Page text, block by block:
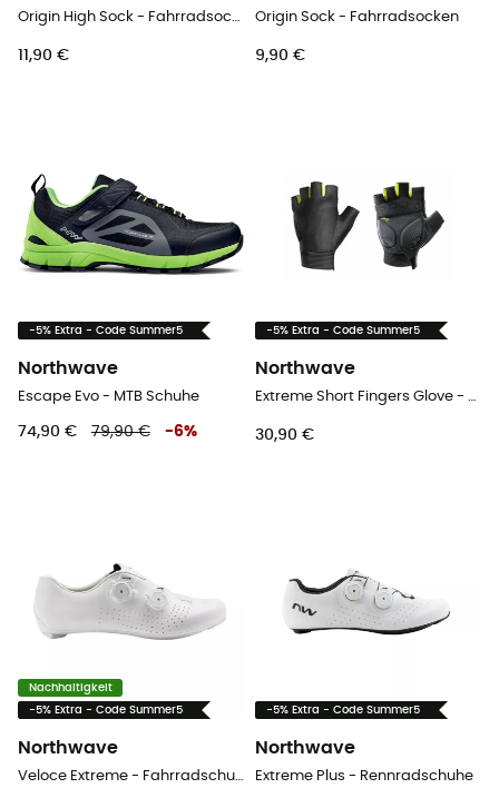
11,90 €
Origin Sock - Fahrradsocken
9,90 €
-5% Extra - Code Summer5
Northwave
Escape Evo - MTB Schuhe
74,90 € 79,90 € -6%
-5% Extra - Code Summer5
Northwave
30,90 €
Nachhaltigkeit
-5% Extra - Code Summer5
Northwave
-5% Extra - Code Summer5
Northwave
Extreme Plus - Rennradschuhe